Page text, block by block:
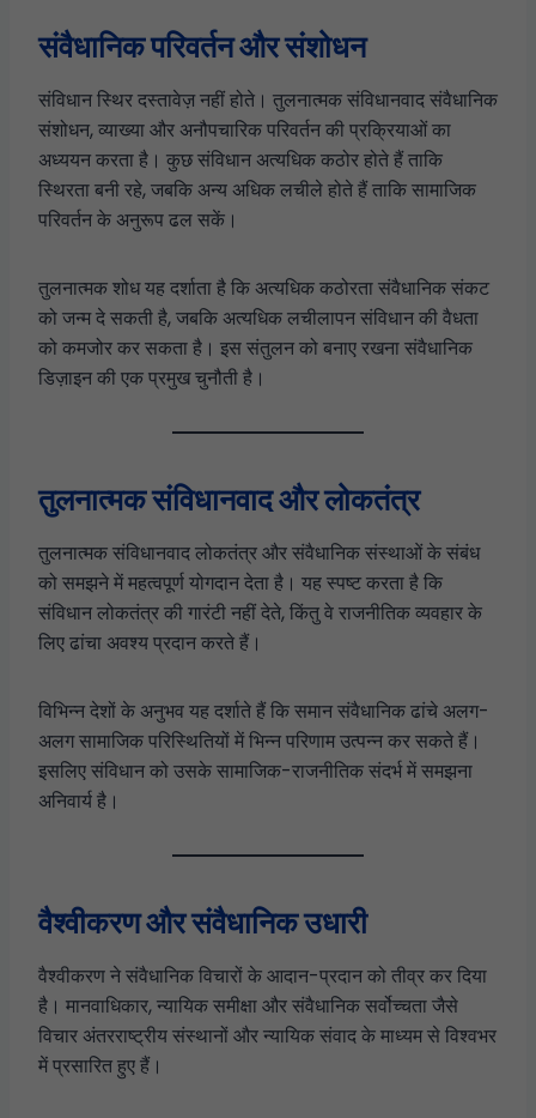
संवैधानिक परिवर्तन और संशोधन
संविधान स्थिर दस्तावेज़ नहीं होते। तुलनात्मक संविधानवाद संवैधानिक
संशोधन, व्याख्या और अनौपचारिक परिवर्तन की प्रक्रियाओं का
अध्ययन करता है। कुछ संविधान अत्यधिक कठोर होते हैं ताकि
स्थिरता बनी रहे, जबकि अन्य अधिक लचीले होते हैं ताकि सामाजिक
परिवर्तन के अनुरूप ढल सकें।
तुलनात्मक शोध यह दर्शाता है कि अत्यधिक कठोरता संवैधानिक संकट
को जन्म दे सकती है, जबकि अत्यधिक लचीलापन संविधान की वैधता
को कमजोर कर सकता है। इस संतुलन को बनाए रखना संवैधानिक
डिज़ाइन की एक प्रमुख चुनौती है।
तुलनात्मक संविधानवाद और लोकतंत्र
तुलनात्मक संविधानवाद लोकतंत्र और संवैधानिक संस्थाओं के संबंध
को समझने में महत्वपूर्ण योगदान देता है। यह स्पष्ट करता है कि
संविधान लोकतंत्र की गारंटी नहीं देते, किंतु वे राजनीतिक व्यवहार के
लिए ढांचा अवश्य प्रदान करते हैं।
विभिन्न देशों के अनुभव यह दर्शाते हैं कि समान संवैधानिक ढांचे अलग-
अलग सामाजिक परिस्थितियों में भिन्न परिणाम उत्पन्न कर सकते हैं।
इसलिए संविधान को उसके सामाजिक-राजनीतिक संदर्भ में समझना
अनिवार्य है।
वैश्वीकरण और संवैधानिक उधारी
वैश्वीकरण ने संवैधानिक विचारों के आदान-प्रदान को तीव्र कर दिया
है। मानवाधिकार, न्यायिक समीक्षा और संवैधानिक सर्वोच्चता जैसे
विचार अंतरराष्ट्रीय संस्थानों और न्यायिक संवाद के माध्यम से विश्वभर
में प्रसारित हुए हैं।